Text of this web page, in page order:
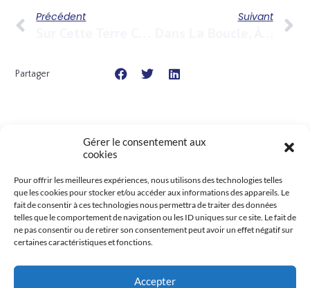
Gérer le consentement aux
cookies
Pour offrir les meilleures expériences, nous utilisons des technologies telles
que les cookies pour stocker et/ou accéder aux informations des appareils. Le
fait de consentir à ces technologies nous permettra de traiter des données
telles que le comportement de navigation ou les ID uniques sur ce site. Le fait de
ne pas consentir ou de retirer son consentement peut avoir un effet négatif sur
certaines caractéristiques et fonctions.
Accepter
Précédent Suivant
Partager
En liens